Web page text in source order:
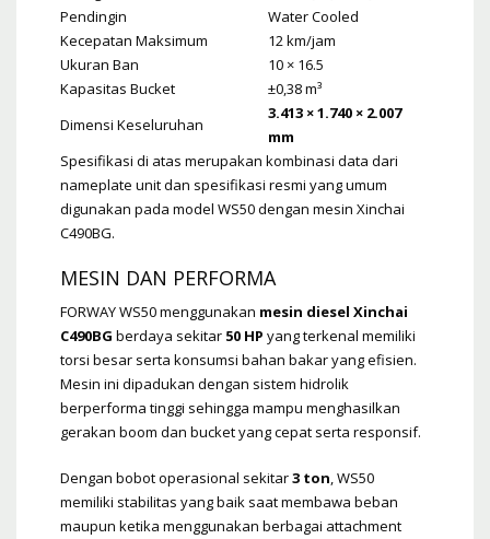
Pendingin
Water Cooled
Kecepatan Maksimum
12 km/jam
Ukuran Ban
10 × 16.5
Kapasitas Bucket
±0,38 m³
Dimensi Keseluruhan
3.413 × 1.740 × 2.007
mm
Spesifikasi di atas merupakan kombinasi data dari
nameplate unit dan spesifikasi resmi yang umum
digunakan pada model WS50 dengan mesin Xinchai
C490BG.
MESIN DAN PERFORMA
FORWAY WS50 menggunakan mesin diesel Xinchai
C490BG berdaya sekitar 50 HP yang terkenal memiliki
torsi besar serta konsumsi bahan bakar yang efisien.
Mesin ini dipadukan dengan sistem hidrolik
berperforma tinggi sehingga mampu menghasilkan
gerakan boom dan bucket yang cepat serta responsif.
Dengan bobot operasional sekitar3 ton, WS50
memiliki stabilitas yang baik saat membawa beban
maupun ketika menggunakan berbagai attachment